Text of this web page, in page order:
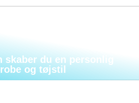
skaber du en personlig
og tøjstil